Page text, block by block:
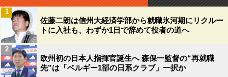
佐藤二朗は信州大経済学部から就職氷河期にリクルー
トに入社も、わずか1日で辞めて役者の道へ
1
欧州初の日本人指揮官誕生へ 森保一監督の“再就職
先”は「ベルギー1部の日系クラブ」一択か
2